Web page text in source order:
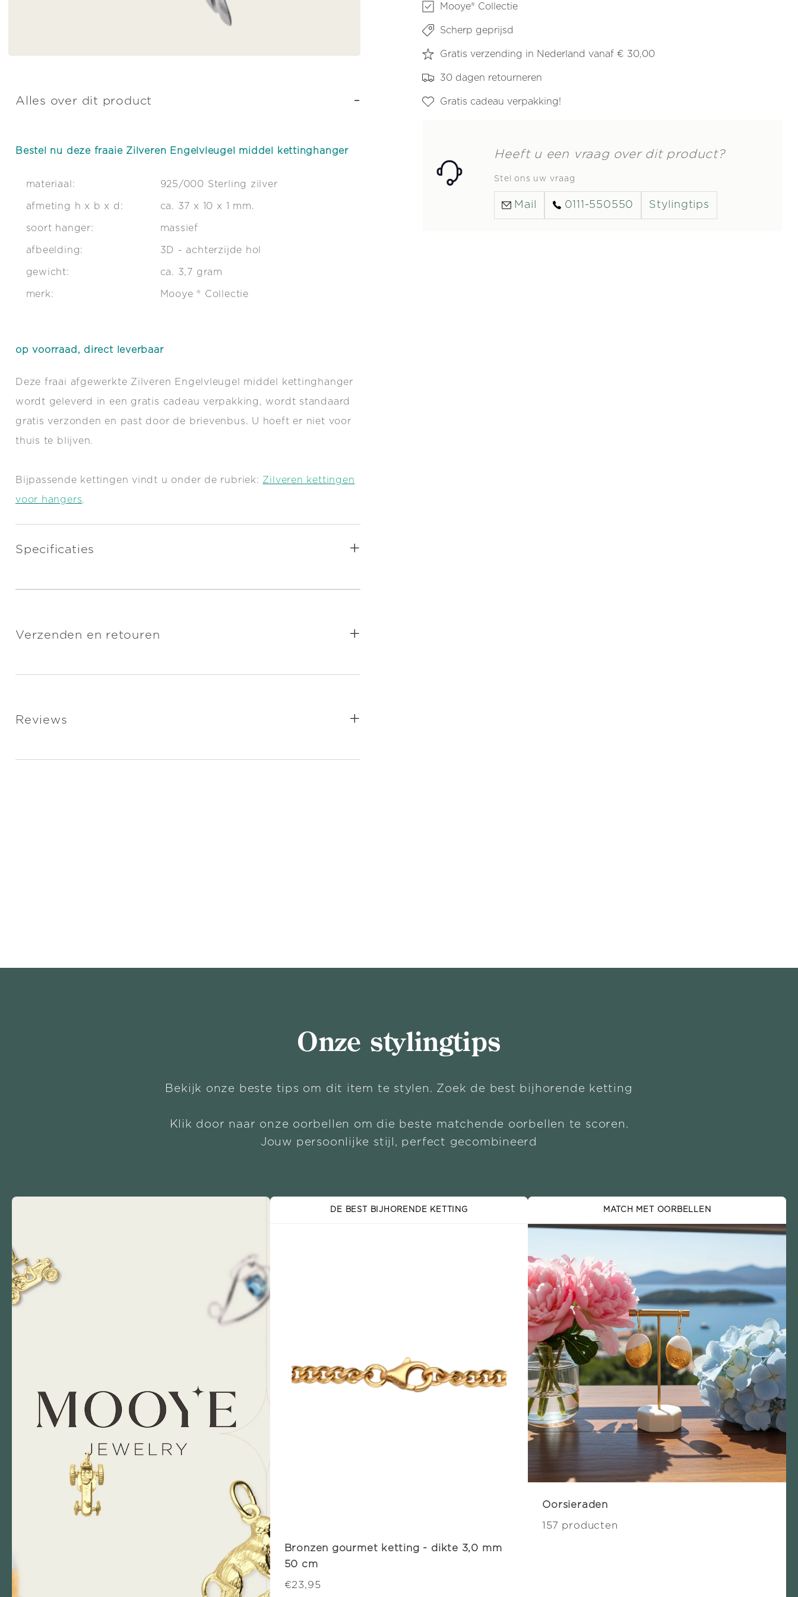
Alles over dit product -
Bestel nu deze fraaie Zilveren Engelvleugel middel kettinghanger
materiaal: 925/000 Sterling zilver
afmeting h x b x d: ca. 37 x 10 x 1 mm.
soort hanger: massief
afbeelding: 3D - achterzijde hol
gewicht: ca. 3,7 gram
merk: Mooye ® Collectie
op voorraad, direct leverbaar
Deze fraai afgewerkte Zilveren Engelvleugel middel kettinghanger
wordt geleverd in een gratis cadeau verpakking, wordt standaard
gratis verzonden en past door de brievenbus. U hoeft er niet voor
thuis te blijven.
Bijpassende kettingen vindt u onder de rubriek: Zilveren kettingen
voor hangers.
Specificaties +
Verzenden en retouren +
Reviews +
Mooye® Collectie
Scherp geprijsd
Gratis verzending in Nederland vanaf € 30,00
30 dagen retourneren
Gratis cadeau verpakking!
Heeft u een vraag over dit product?
Stel ons uw vraag
Mail 0111-550550 Stylingtips
Onze stylingtips
Bekijk onze beste tips om dit item te stylen. Zoek de best bijhorende ketting
Klik door naar onze oorbellen om die beste matchende oorbellen te scoren.
Jouw persoonlijke stijl, perfect gecombineerd
DE BEST BIJHORENDE KETTING
Bronzen gourmet ketting - dikte 3,0 mm
50 cm
€23,95
MATCH MET OORBELLEN
Oorsieraden
157 producten